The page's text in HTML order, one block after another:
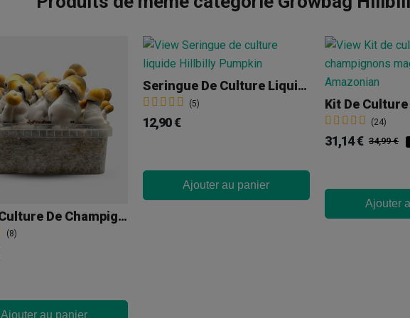
Kit De Culture De Champignons Magiques Bluey Vuitton
(8)
Ajouter au panier
Seringue De Culture Liquide Hillbilly Pumpkin
(5)
12,90 €
Ajouter au panier
(24)
31,14 € 34,99 €
Ajouter